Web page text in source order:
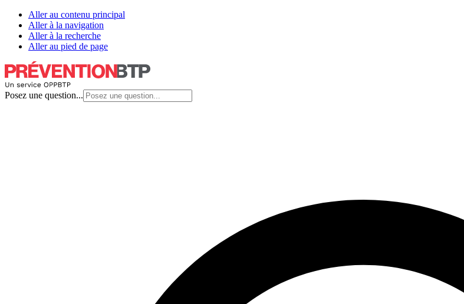
Aller au contenu principal
Aller à la navigation
Aller à la recherche
Aller au pied de page
Posez une question...